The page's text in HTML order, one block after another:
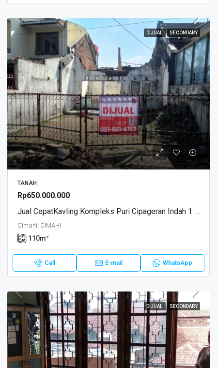
DIJUAL SECONDARY
TANAH
Rp650.000.000
Jual CepatKavling Kompleks Puri Cipageran Indah 1 Cimahi, Strategis Jl. Puri Cipageran RayaStrategis, Dilalui Jalur Angkot
Cimahi, CIMAHI
110m²
Call E-mail WhatsApp
DIJUAL SECONDARY